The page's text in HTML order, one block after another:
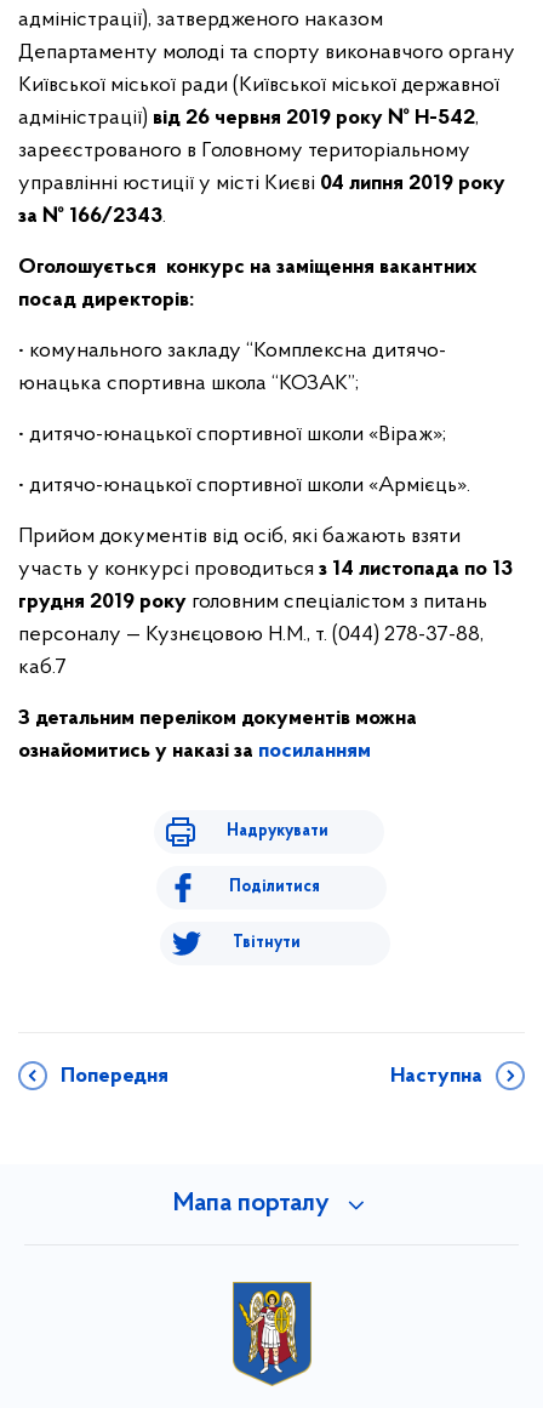
адміністрації), затвердженого наказом
Департаменту молоді та спорту виконавчого органу
Київської міської ради (Київської міської державної
адміністрації) від 26 червня 2019 року № Н-542,
зареєстрованого в Головному територіальному
управлінні юстиції у місті Києві 04 липня 2019 року
за № 166/2343.
Оголошується конкурс на заміщення вакантних
посад директорів:
• комунального закладу “Комплексна дитячо-
юнацька спортивна школа “КОЗАК”;
• дитячо-юнацької спортивної школи «Віраж»;
• дитячо-юнацької спортивної школи «Армієць».
Прийом документів від осіб, які бажають взяти
участь у конкурсі проводиться з 14 листопада по 13
грудня 2019 року головним спеціалістом з питань
персоналу — Кузнєцовою Н.М., т. (044) 278-37-88,
каб.7
З детальним переліком документів можна
ознайомитись у наказі за посиланням
Надрукувати
Поділитися
Твітнути
Попередня Наступна
Мапа порталу